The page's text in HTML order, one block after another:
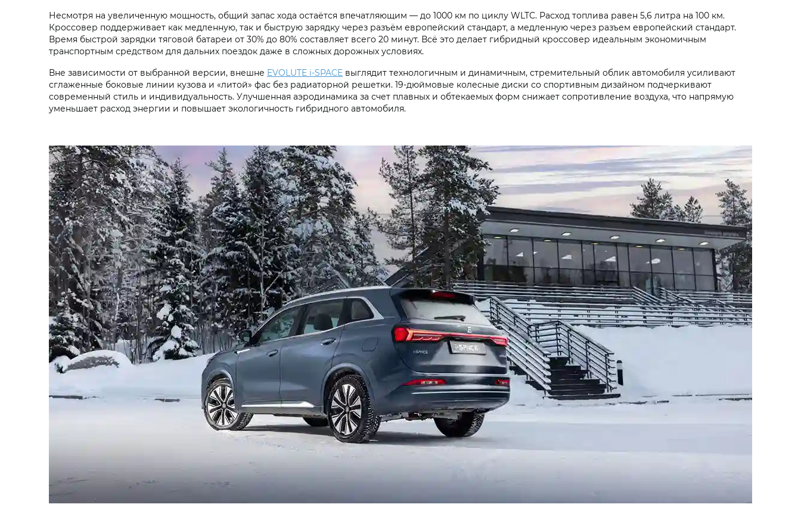
Несмотря на увеличенную мощность, общий запас хода остаётся впечатляющим — до 1000 км по циклу WLTC. Расход топлива равен 5,6 литра на 100 км.
Кроссовер поддерживает как медленную, так и быструю зарядку через разъём европейский стандарт, а медленную через разъем европейский стандарт.
Время быстрой зарядки тяговой батареи от 30% до 80% составляет всего 20 минут. Всё это делает гибридный кроссовер идеальным экономичным
транспортным средством для дальних поездок даже в сложных дорожных условиях.
Вне зависимости от выбранной версии, внешне EVOLUTE i‑SPACE выглядит технологичным и динамичным, стремительный облик автомобиля усиливают
сглаженные боковые линии кузова и «литой» фас без радиаторной решетки. 19-дюймовые колесные диски со спортивным дизайном подчеркивают
современный стиль и индивидуальность. Улучшенная аэродинамика за счет плавных и обтекаемых форм снижает сопротивление воздуха, что напрямую
уменьшает расход энергии и повышает экологичность гибридного автомобиля.